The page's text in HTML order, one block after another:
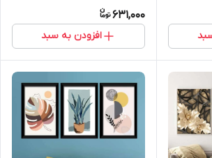
631,000
افزودن به سبد